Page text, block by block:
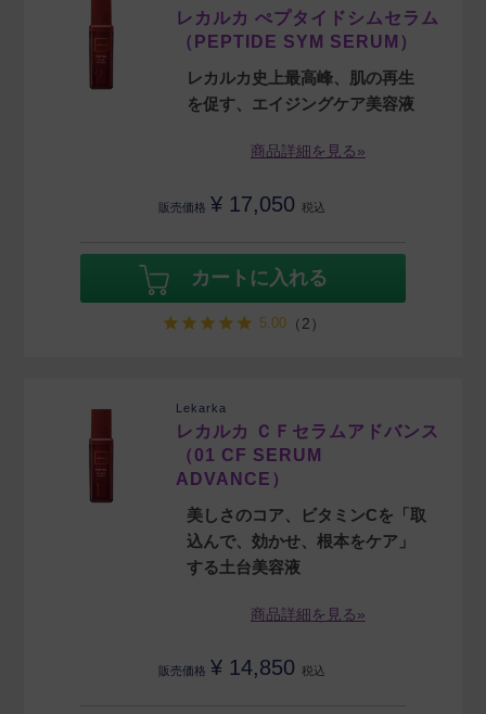
レカルカ ぺプタイドシムセラム
（PEPTIDE SYM SERUM）
レカルカ史上最高峰、肌の再生
を促す、エイジングケア美容液
商品詳細を見る»
販売価格 ¥ 17,050 税込
カートに入れる
5.00（2）
Lekarka
レカルカ ＣＦセラムアドバンス
（01 CF SERUM
ADVANCE）
美しさのコア、ビタミンCを「取
込んで、効かせ、根本をケア」
する土台美容液
商品詳細を見る»
販売価格 ¥ 14,850 税込